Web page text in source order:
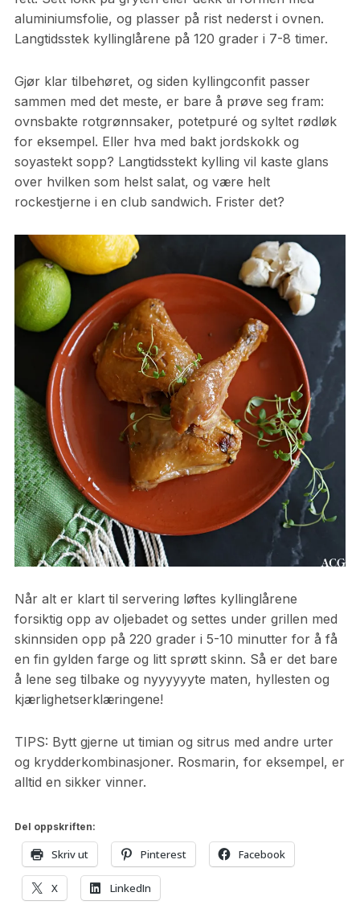
aluminiumsfolie, og plasser på rist nederst i ovnen.
Langtidsstek kyllinglårene på 120 grader i 7-8 timer.
Gjør klar tilbehøret, og siden kyllingconfit passer
sammen med det meste, er bare å prøve seg fram:
ovnsbakte rotgrønnsaker, potetpuré og syltet rødløk
for eksempel. Eller hva med bakt jordskokk og
soyastekt sopp? Langtidsstekt kylling vil kaste glans
over hvilken som helst salat, og være helt
rockestjerne i en club sandwich. Frister det?
Når alt er klart til servering løftes kyllinglårene
forsiktig opp av oljebadet og settes under grillen med
skinnsiden opp på 220 grader i 5-10 minutter for å få
en fin gylden farge og litt sprøtt skinn. Så er det bare
å lene seg tilbake og nyyyyyyte maten, hyllesten og
kjærlighetserklæringene!
TIPS: Bytt gjerne ut timian og sitrus med andre urter
og krydderkombinasjoner. Rosmarin, for eksempel, er
alltid en sikker vinner.
Del oppskriften:
Skriv ut Pinterest Facebook
X LinkedIn